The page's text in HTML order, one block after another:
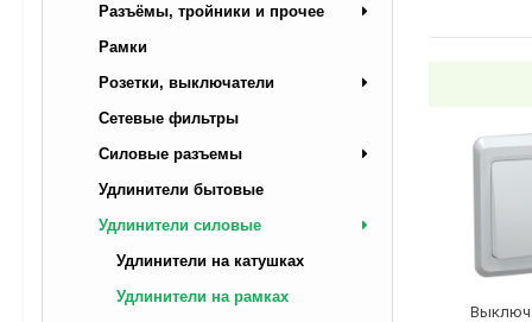
Разъёмы, тройники и прочее
Рамки
Розетки, выключатели
Сетевые фильтры
Силовые разъемы
Удлинители бытовые
Удлинители силовые
Удлинители на катушках
Удлинители на рамках